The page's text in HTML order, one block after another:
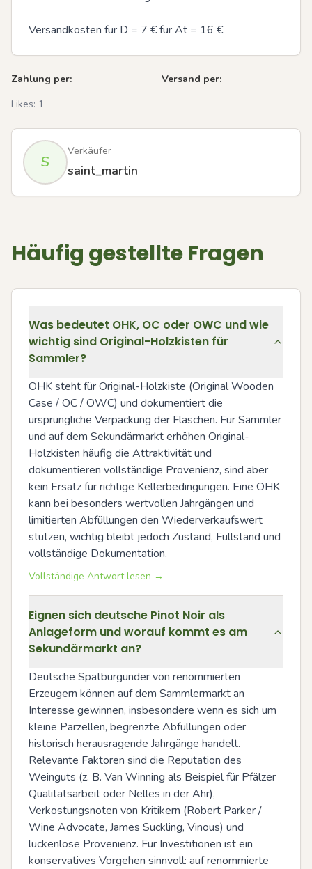
Versandkosten für D = 7 € für At = 16 €
Zahlung per:
Versand per:
Likes: 1
S
Verkäufer
saint_martin
Häufig gestellte Fragen
Was bedeutet OHK, OC oder OWC und wie
wichtig sind Original-Holzkisten für
Sammler?
OHK steht für Original-Holzkiste (Original Wooden
Case / OC / OWC) und dokumentiert die
ursprüngliche Verpackung der Flaschen. Für Sammler
und auf dem Sekundärmarkt erhöhen Original-
Holzkisten häufig die Attraktivität und
dokumentieren vollständige Provenienz, sind aber
kein Ersatz für richtige Kellerbedingungen. Eine OHK
kann bei besonders wertvollen Jahrgängen und
limitierten Abfüllungen den Wiederverkaufswert
stützen, wichtig bleibt jedoch Zustand, Füllstand und
vollständige Dokumentation.
Vollständige Antwort lesen →
Eignen sich deutsche Pinot Noir als
Anlageform und worauf kommt es am
Sekundärmarkt an?
Deutsche Spätburgunder von renommierten
Erzeugern können auf dem Sammlermarkt an
Interesse gewinnen, insbesondere wenn es sich um
kleine Parzellen, begrenzte Abfüllungen oder
historisch herausragende Jahrgänge handelt.
Relevante Faktoren sind die Reputation des
Weinguts (z. B. Van Winning als Beispiel für Pfälzer
Qualitätsarbeit oder Nelles in der Ahr),
Verkostungsnoten von Kritikern (Robert Parker /
Wine Advocate, James Suckling, Vinous) und
lückenlose Provenienz. Für Investitionen ist ein
konservatives Vorgehen sinnvoll: auf renommierte